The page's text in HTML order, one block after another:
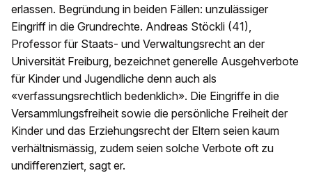
erlassen. Begründung in beiden Fällen: unzulässiger
Eingriff in die Grundrechte. Andreas Stöckli (41),
Professor für Staats- und Verwaltungsrecht an der
Universität Freiburg, bezeichnet generelle Ausgehverbote
für Kinder und Jugendliche denn auch als
«verfassungsrechtlich bedenklich». Die Eingriffe in die
Versammlungsfreiheit sowie die persönliche Freiheit der
Kinder und das Erziehungsrecht der Eltern seien kaum
verhältnismässig, zudem seien solche Verbote oft zu
undifferenziert, sagt er.